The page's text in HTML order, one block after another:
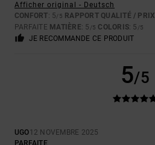
Afficher original - Deutsch
CONFORT: 5/5 RAPPORT QUALITÉ / PRIX
PARFAITE MATIÈRE: 5 /5 COLORIS: 5 /5
JE RECOMMANDE CE PRODUIT
5/5
UGO12 NOVEMBRE 2025
PARFAITE